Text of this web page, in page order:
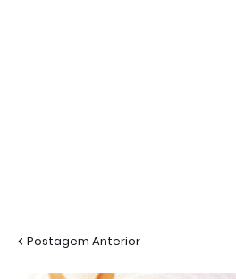
Postagem Anterior